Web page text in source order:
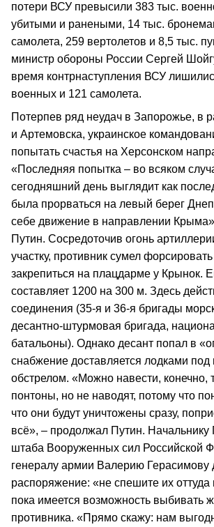
потери ВСУ превысили 383 тыс.
убитыми и ранеными, 14 тыс.
самолета, 259 вертолетов и 8,5 тыс.
министр обороны России Сергей
время контрнаступления ВСУ
военных и 121 самолета.
Потерпев ряд неудач в Запорожье, в
и Артемовска, украинское
попытать счастья на Херсонском
«Последняя попытка – во всяком
сегодняшний день выглядит как
была прорваться на левый берег
себе движение в направлении
Путин. Сосредоточив огонь
участку, противник сумел форсировать
закрепиться на плацдарме у Крынок.
составляет 1200 на 300 м. Здесь
соединения (35-я и 36-я бригады
десантно-штурмовая бригада,
батальоны). Однако десант попал в
снабжение доставляется лодками
обстрелом. «Можно навести, конечно,
понтоны, но не наводят, потому что
что они будут уничтожены сразу,
всё», – продолжал Путин. Начальнику
штаба Вооруженных сил Российской
генералу армии Валерию Герасимову
распоряжение: «не спешите их
пока имеется возможность выбивать
противника. «Прямо скажу: нам